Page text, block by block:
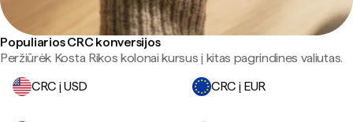
Populiarios CRC konversijos
Peržiūrėk Kosta Rikos kolonai kursus į kitas pagrindines valiutas.
CRC į USD
CRC į EUR